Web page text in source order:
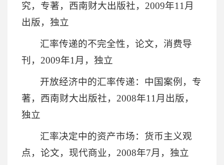
究，专著，西南财大出版社，2009年11月
出版，独立
汇率传递的不完全性，论文，消费导
刊，2009年1月，独立
开放经济中的汇率传递：中国案例，专
著，西南财大出版社，2008年11月出版，
独立
汇率决定中的资产市场：货币主义观
点，论文，现代商业，2008年7月，独立